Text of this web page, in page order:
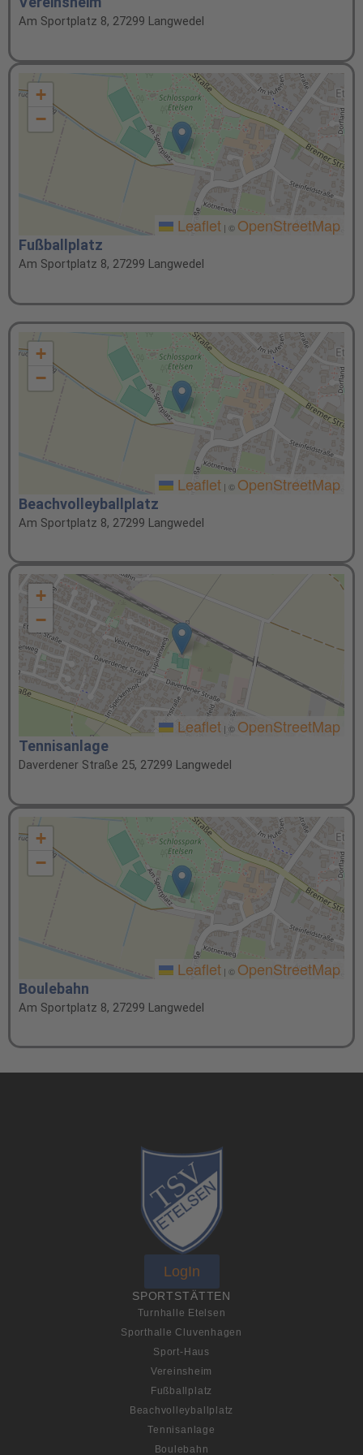
Am Sportplatz 8, 27299 Langwedel
+
−
Leaflet | © OpenStreetMap
Fußballplatz
Am Sportplatz 8, 27299 Langwedel
+
−
Leaflet | © OpenStreetMap
Beachvolleyballplatz
Am Sportplatz 8, 27299 Langwedel
+
−
Leaflet | © OpenStreetMap
Tennisanlage
Daverdener Straße 25, 27299 Langwedel
+
−
Leaflet | © OpenStreetMap
Boulebahn
Am Sportplatz 8, 27299 Langwedel
LogIn
SPORTSTÄTTEN
Turnhalle Etelsen
Sporthalle Cluvenhagen
Sport-Haus
Vereinsheim
Fußballplatz
Beachvolleyballplatz
Tennisanlage
Boulebahn